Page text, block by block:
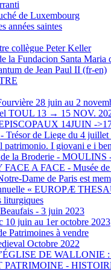
de Luxembourg
années saintes
collègue Peter Keller
la Fundacion Santa
de Jean Paul II (fr-en)
28 juin au 2
TOUL 13 → 15 NOV.
14JUIN -
de Liege du 4 juillet
patrimonio. I giovani e i
la Broderie - MOULINS
FACE A FACE - Musée
Dame de Paris est
« EUROPÆ
liturgiques
- 3 juin 2023
10 juin au 1er octobre 2023
Patrimoines à vendre
Octobre 2022
DE WALLONIE
PATRIMOINE -